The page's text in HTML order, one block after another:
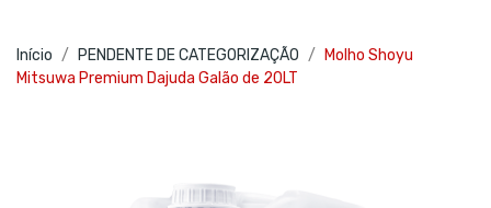
Início PENDENTE DE CATEGORIZAÇÃO
Molho Shoyu
Mitsuwa Premium Dajuda Galão de 20LT